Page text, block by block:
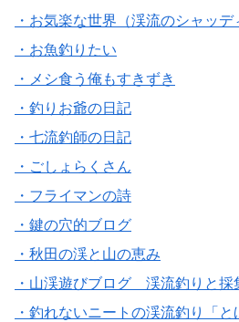
・お気楽な世界（渓流のシャッデ
・お魚釣りたい
・メシ食う俺もすきずき
・釣りお爺の日記
・七流釣師の日記
・ごしょらくさん
・フライマンの詩
・鍵の穴的ブログ
・秋田の渓と山の恵み
・山渓遊びブログ 渓流釣りと採
・釣れないニートの渓流釣り「と